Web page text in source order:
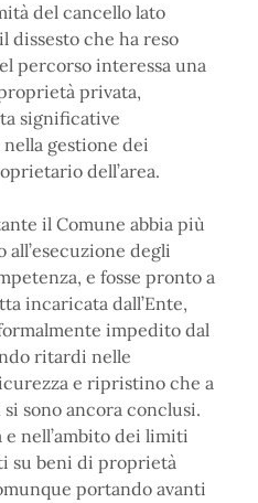
del cancello lato
dissesto che ha reso
percorso interessa una
privata,
significative
gestione dei
dell’area.
il Comune abbia più
degli
e fosse pronto a
incaricata dall’Ente,
formalmente impedito dal
ritardi nelle
e ripristino che a
sono ancora conclusi.
nell’ambito dei limiti
su beni di proprietà
portando avanti